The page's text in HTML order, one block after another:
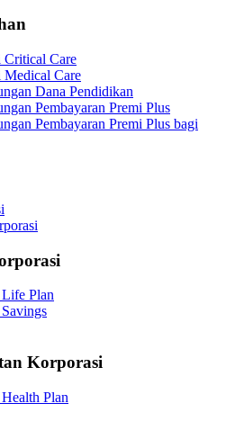
Critical Care
Medical Care
Dana Pendidikan
Pembayaran Premi Plus
Pembayaran Premi Plus bagi
Plan
Korporasi
Plan